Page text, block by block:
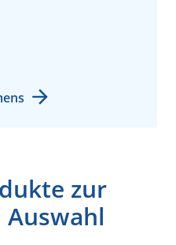
zur